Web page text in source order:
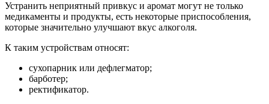
Устранить неприятный привкус и аромат могут не только
медикаменты и продукты, есть некоторые приспособления,
которые значительно улучшают вкус алкоголя.
К таким устройствам относят:
сухопарник или дефлегматор;
барботер;
ректификатор.